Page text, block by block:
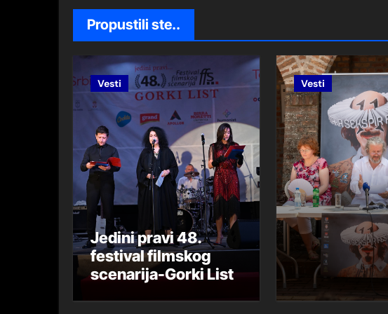
Šah poslovna liga
ПРИЧЕ БЕОГРАДСКЕ
СУСРЕТИ СА СРПСКИМ ПИСЦИМА ИЗ
OBILAZAK TAŠMAJDANSKIH PEĆINA
78 godina Halijard misije obeleženo u
46.Filmski festival scenarija ZATVARANJE
OTVOREN 46.Festival filmskog scenarija
46.Festival filmskog scenarija
Zemunski maturanti
Jedini pravi 48. festival filmskog scenarija-Gorki
Propustili ste..
Vesti
Jedini pravi 48.
festival filmskog
scenarija-Gorki List
Vesti